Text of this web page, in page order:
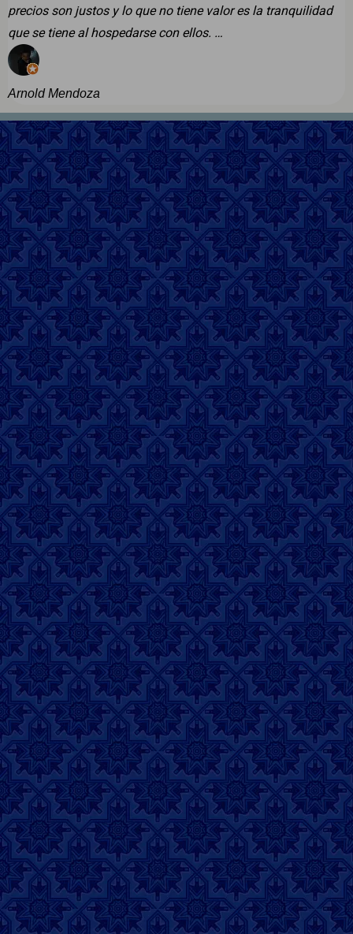
precios son justos y lo que no tiene valor es la tranquilidad
que se tiene al hospedarse con ellos. …
Arnold Mendoza